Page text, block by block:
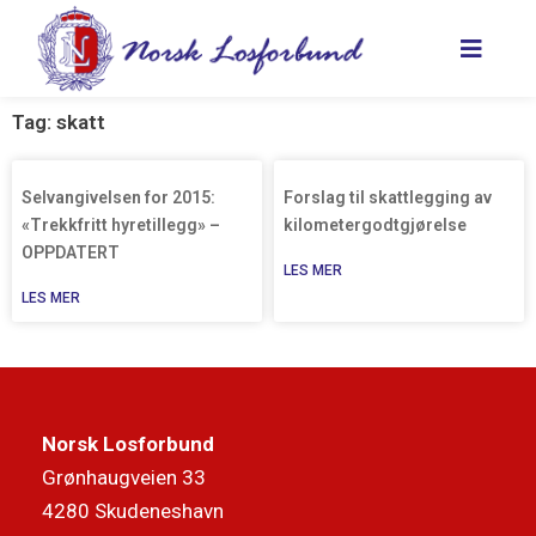
innholdet
Tag: skatt
Selvangivelsen for 2015:
«Trekkfritt hyretillegg» –
OPPDATERT
LES MER
Forslag til skattlegging av
kilometergodtgjørelse
LES MER
Norsk Losforbund
Grønhaugveien 33
4280 Skudeneshavn